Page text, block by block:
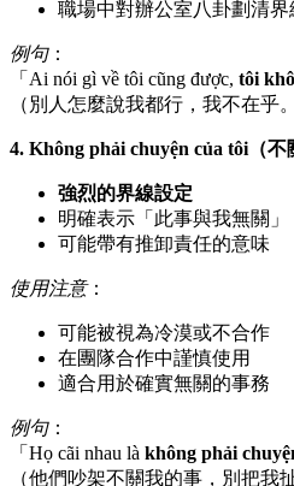
職場中對辦公室八卦劃清界
例句：
「Ai nói gì về tôi cũng được, tôi
（別人怎麼說我都行，我不在乎。
4. Không phải chuyện của tôi（不
強烈的界線設定
明確表示「此事與我無關」
可能帶有推卸責任的意味
使用注意：
可能被視為冷漠或不合作
在團隊合作中謹慎使用
適合用於確實無關的事務
例句：
「Họ cãi nhau là không phải
（他們吵架不關我的事，別把我